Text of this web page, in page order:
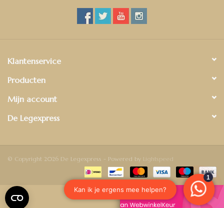
Klantenservice
Producten
Mijn account
De Legexpress
© Copyright 2026 De Legexpress - Powered by Lightspeed